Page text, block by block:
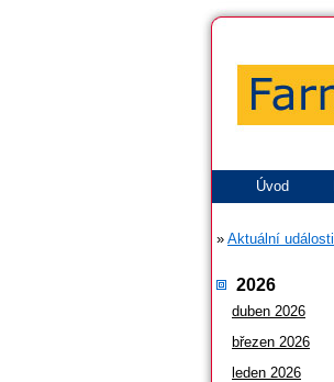
Úvod
» Aktuální události
2026
duben 2026
březen 2026
leden 2026